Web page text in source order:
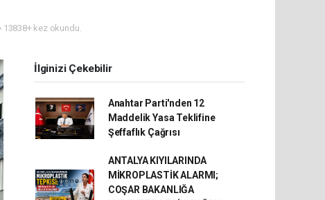
13838+ kez okundu.
İlginizi Çekebilir
Anahtar Parti'nden 12
Maddelik Yasa Teklifine
Şeffaflık Çağrısı
ANTALYA KIYILARINDA
MİKROPLASTİK ALARMI;
COŞAR BAKANLIĞA